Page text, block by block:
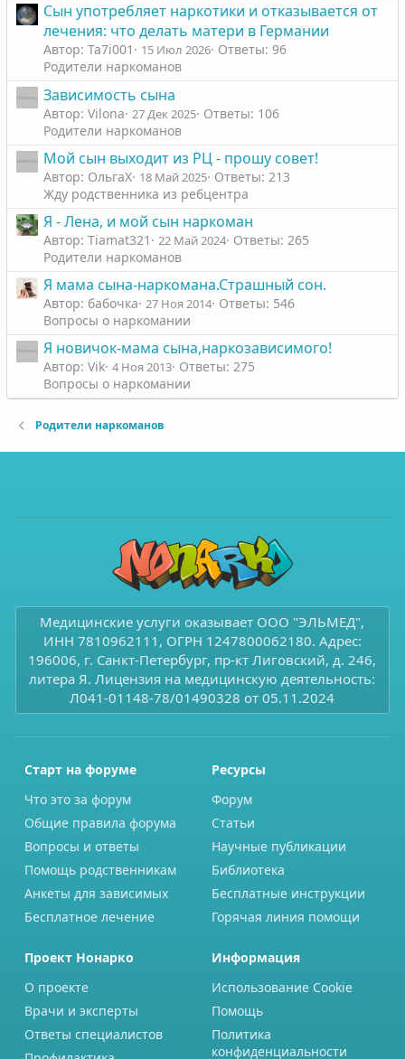
Сын употребляет наркотики и отказывается от
лечения: что делать матери в Германии
Автор: Ta7i001 15 Июл 2026 Ответы: 96
Родители наркоманов
Зависимость сына
Автор: Vilona 27 Дек 2025 Ответы: 106
Родители наркоманов
Мой сын выходит из РЦ - прошу совет!
Автор: ОльгаХ 18 Май 2025 Ответы: 213
Жду родственника из ребцентра
Я - Лена, и мой сын наркоман
Автор: Tiamat321 22 Май 2024 Ответы: 265
Родители наркоманов
Я мама сына-наркомана.Страшный сон.
Автор: бабочка 27 Ноя 2014 Ответы: 546
Вопросы о наркомании
Я новичок-мама сына,наркозависимого!
Автор: Vik 4 Ноя 2013 Ответы: 275
Вопросы о наркомании
Родители наркоманов
Медицинские услуги оказывает ООО "ЭЛЬМЕД",
ИНН 7810962111, ОГРН 1247800062180. Адрес:
196006, г. Санкт-Петербург, пр-кт Лиговский, д. 246,
литера Я. Лицензия на медицинскую деятельность:
Л041-01148-78/01490328 от 05.11.2024
Старт на форуме
Что это за форум
Общие правила форума
Вопросы и ответы
Помощь родственникам
Анкеты для зависимых
Бесплатное лечение
Ресурсы
Форум
Статьи
Научные публикации
Библиотека
Бесплатные инструкции
Горячая линия помощи
Проект Нонарко
О проекте
Врачи и эксперты
Ответы специалистов
Информация
Использование Cookie
Помощь
Политика
конфиденциальности